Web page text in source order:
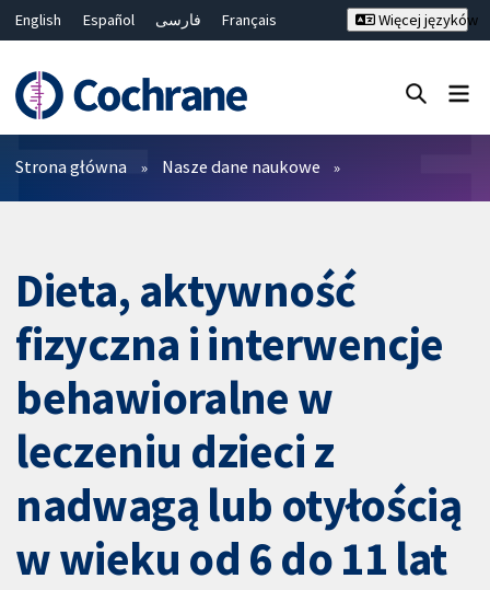
English Español فارسی
Français
Bahasa Malaysia
ไทย
繁體中文
简体中文
Więcej języków
Filtry
Strona główna Nasze dane naukowe
Dieta, aktywność
fizyczna i interwencje
behawioralne w
leczeniu dzieci z
nadwagą lub otyłością
w wieku od 6 do 11 lat